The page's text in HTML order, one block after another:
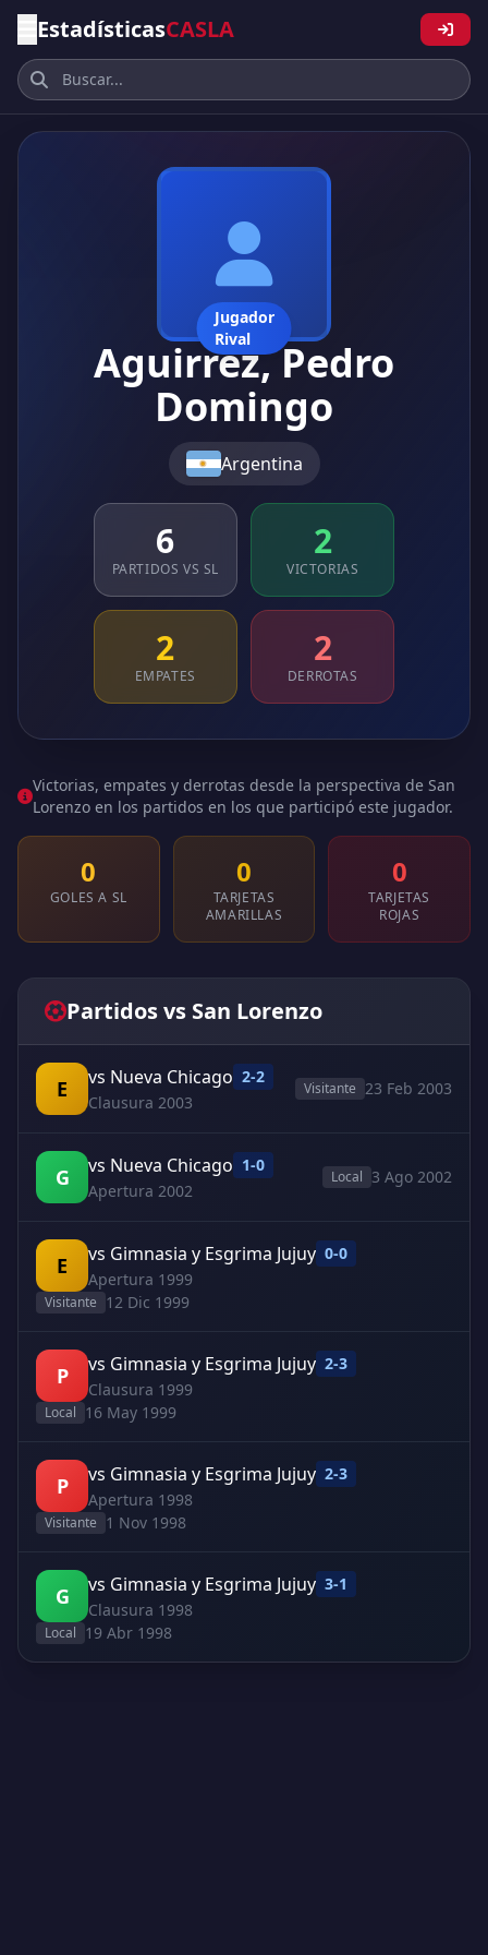
EstadísticasCASLA
Jugador
Rival
Aguirrez, Pedro
Domingo
Argentina
6
PARTIDOS VS SL
2
VICTORIAS
2
EMPATES
2
DERROTAS
Victorias, empates y derrotas desde la perspectiva de San
Lorenzo en los partidos en los que participó este jugador.
0
GOLES A SL
0
TARJETAS
AMARILLAS
0
TARJETAS
ROJAS
Partidos vs San Lorenzo
E vs Nueva Chicago 2-2
Clausura 2003
Visitante 23 Feb 2003
G vs Nueva Chicago 1-0
Apertura 2002
Local 3 Ago 2002
E vs Gimnasia y Esgrima Jujuy 0-0
Apertura 1999
Visitante 12 Dic 1999
P vs Gimnasia y Esgrima Jujuy 2-3
Clausura 1999
Local 16 May 1999
P vs Gimnasia y Esgrima Jujuy 2-3
Apertura 1998
Visitante 1 Nov 1998
G vs Gimnasia y Esgrima Jujuy 3-1
Clausura 1998
Local 19 Abr 1998